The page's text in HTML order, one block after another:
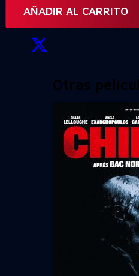
AÑADIR AL CARRITO
Otras